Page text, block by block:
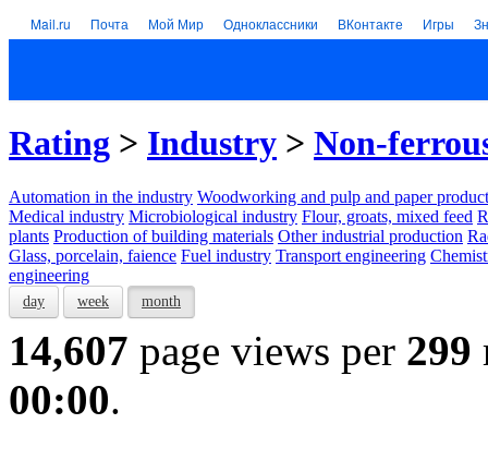
Mail.ru Почта Мой Мир Одноклассники ВКонтакте Игры
Rating > Industry > Non-
Automation in the industry Woodworking and pulp and paper
Medical industry Microbiological industry Flour, groats, mixed feed
plants Production of building materials Other industrial production
Glass, porcelain, faience Fuel industry Transport engineering
engineering
day week month
14,607 page views per 299
00:00.